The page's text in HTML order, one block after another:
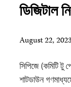
ডিজিটাল
August 22,
সিপিজে (কমিটি টু
শাটডাউন